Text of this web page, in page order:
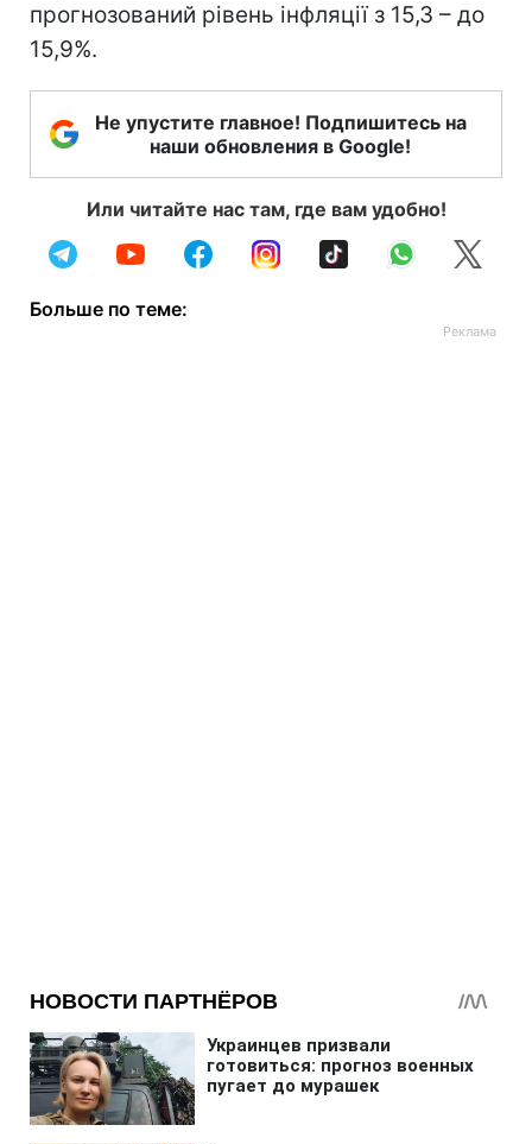
прогнозований рівень інфляції з 15,3 – до
15,9%.
Не упустите главное! Подпишитесь на
наши обновления в Google!
Или читайте нас там, где вам удобно!
Больше по теме: